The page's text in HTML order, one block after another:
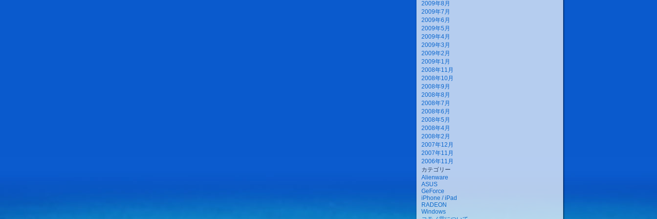
2009年8月
2009年7月
2009年6月
2009年5月
2009年4月
2009年3月
2009年2月
2009年1月
2008年11月
2008年10月
2008年9月
2008年8月
2008年7月
2008年6月
2008年5月
2008年4月
2008年2月
2007年12月
2007年11月
2006年11月
カテゴリー
Alienware
ASUS
GeForce
iPhone / iPad
RADEON
Windows